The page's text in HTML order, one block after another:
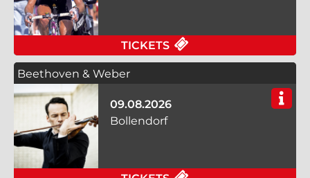
TICKETS
Beethoven & Weber
09.08.2026
Bollendorf